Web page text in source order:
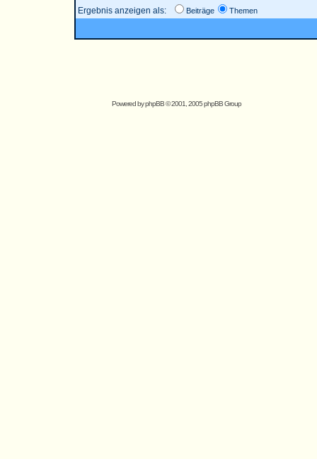
Ergebnis anzeigen als: Beiträge Themen
Powered byphpBB© 2001, 2005 phpBB Group